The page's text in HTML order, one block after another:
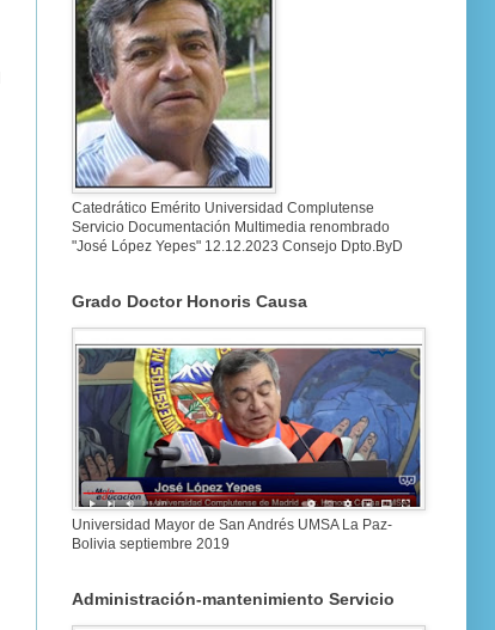
Catedrático Emérito Universidad Complutense
Servicio Documentación Multimedia renombrado
"José López Yepes" 12.12.2023 Consejo Dpto.ByD
Grado Doctor Honoris Causa
Universidad Mayor de San Andrés UMSA La Paz-
Bolivia septiembre 2019
Administración-mantenimiento Servicio